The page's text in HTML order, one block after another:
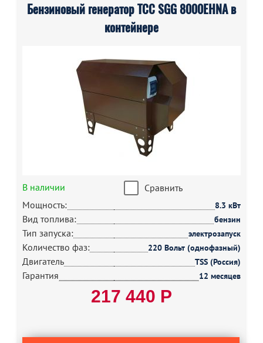
Бензиновый генератор ТСС SGG 8000EHNA в
контейнере
В наличии
Сравнить
Мощность:
8.3 кВт
Вид топлива: бензин
Тип запуска: электрозапуск
Количество фаз: 220 Вольт (однофазный)
Двигатель TSS (Россия)
Гарантия 12 месяцев
217 440 Р